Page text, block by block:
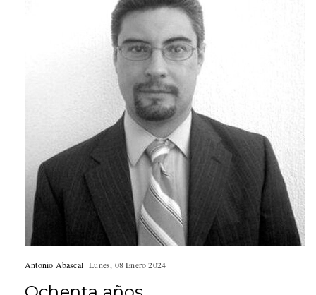
Antonio Abascal Lunes, 08 Enero 2024